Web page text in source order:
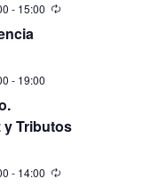
- 15:00
- 19:00
y Tributos
- 14:00